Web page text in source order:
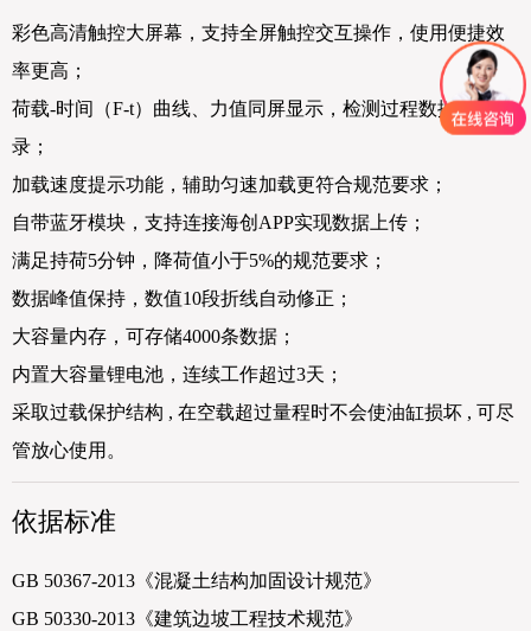
彩色高清触控大屏幕，支持全屏触控交互操作，使用便捷效
率更高；
荷载-时间（F-t）曲线、力值同屏显示，检测过程数据完整记
录；
加载速度提示功能，辅助匀速加载更符合规范要求；
自带蓝牙模块，支持连接海创APP实现数据上传；
满足持荷5分钟，降荷值小于5%的规范要求；
数据峰值保持，数值10段折线自动修正；
大容量内存，可存储4000条数据；
内置大容量锂电池，连续工作超过3天；
采取过载保护结构 , 在空载超过量程时不会使油缸损坏 , 可尽
管放心使用。
依据标准
GB 50367-2013《混凝土结构加固设计规范》
GB 50330-2013《建筑边坡工程技术规范》